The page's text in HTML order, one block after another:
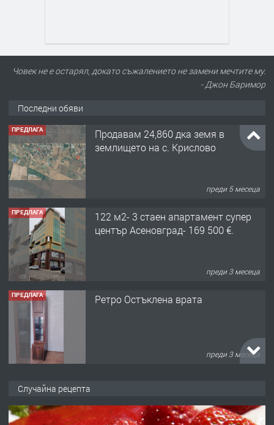
Човек не е остарял, докато съжалението не замени мечтите му.
- Джон Баримор
Последни обяви
ПРЕДЛАГА
Продавам 24,860 дка земя в
землището на с. Крислово
преди 5 месеца
ПРЕДЛАГА
122 м2- 3 стаен апартамент супер
център Асеновград- 169 500 €.
преди 3 месеца
ПРЕДЛАГА Ретро Остъклена врата
преди 3 месеца
Случайна рецепта